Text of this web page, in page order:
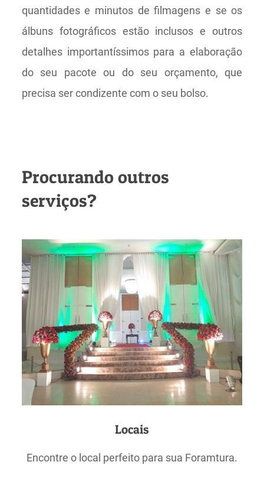
quantidades e minutos de filmagens e se os
álbuns fotográficos estão inclusos e outros
detalhes importantíssimos para a elaboração
do seu pacote ou do seu orçamento, que
precisa ser condizente com o seu bolso.
Procurando outros
serviços?
Locais
Encontre o local perfeito para sua Foramtura.